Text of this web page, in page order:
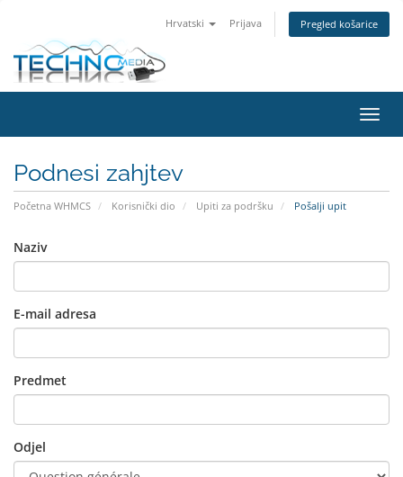
Hrvatski Prijava Pregled košarice
Podnesi zahjtev
Početna WHMCS Korisnički dio Upiti za podršku Pošalji upit
Naziv
E-mail adresa
Predmet
Odjel